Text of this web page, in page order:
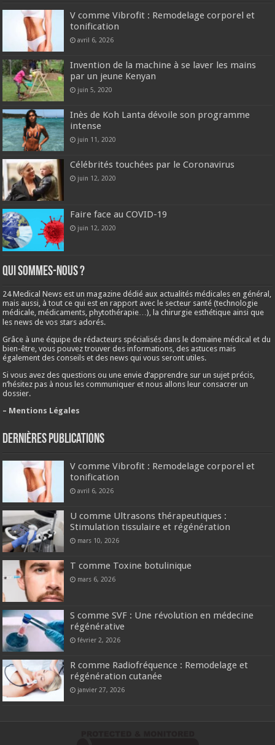
V comme Vibrofit : Remodelage corporel et
tonification
avril 6, 2026
Invention de la machine à se laver les mains
par un jeune Kenyan
juin 5, 2020
Inès de Koh Lanta dévoile son programme
intense
juin 11, 2020
Célébrités touchées par le Coronavirus
juin 12, 2020
Faire face au COVID-19
juin 12, 2020
Qui sommes-nous ?
24 Medical News est un magazine dédié aux actualités médicales en général,
mais aussi, à tout ce qui est en rapport avec le secteur santé (technologie
médicale, médicaments, phytothérapie…), la chirurgie esthétique ainsi que
les news de vos stars adorés.
Grâce à une équipe de rédacteurs spécialisés dans le domaine médical et du
bien-être, vous pouvez trouver des informations, des astuces mais
également des conseils et des news qui vous seront utiles.
Si vous avez des questions ou une envie d’apprendre sur un sujet précis,
n’hésitez pas à nous les communiquer et nous allons leur consacrer un
dossier.
– Mentions Légales
Dernières publications
V comme Vibrofit : Remodelage corporel et
tonification
avril 6, 2026
U comme Ultrasons thérapeutiques :
Stimulation tissulaire et régénération
mars 10, 2026
T comme Toxine botulinique
mars 6, 2026
S comme SVF : Une révolution en médecine
régénérative
février 2, 2026
R comme Radiofréquence : Remodelage et
régénération cutanée
janvier 27, 2026